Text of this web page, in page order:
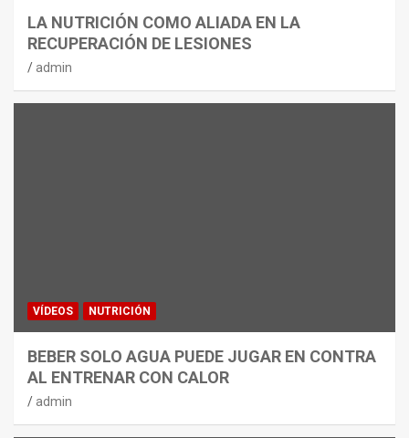
LA NUTRICIÓN COMO ALIADA EN LA
RECUPERACIÓN DE LESIONES
admin
VÍDEOS NUTRICIÓN
BEBER SOLO AGUA PUEDE JUGAR EN CONTRA
AL ENTRENAR CON CALOR
admin